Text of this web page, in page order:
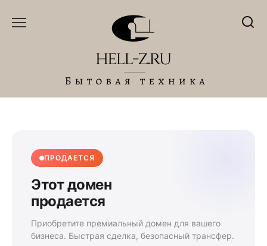
ПРОДАЕТСЯ
Этот домен
продается
Приобретите премиальный домен для вашего
бизнеса. Быстрая сделка, безопасный трансфер.